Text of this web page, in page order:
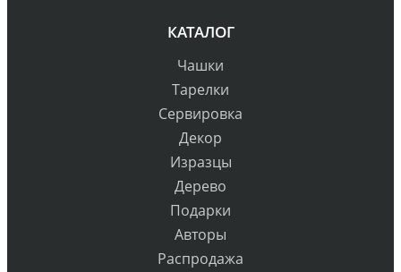
КАТАЛОГ
Чашки
Тарелки
Сервировка
Декор
Изразцы
Дерево
Подарки
Авторы
Распродажа